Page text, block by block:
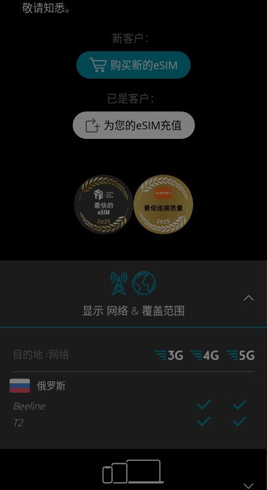
敬请知悉。
已是客户：
为您的eSIM充值
新客户：
购买新的eSIM
显示 网络 & 覆盖范围
目的地 /网络
俄罗斯
Beeline
T2